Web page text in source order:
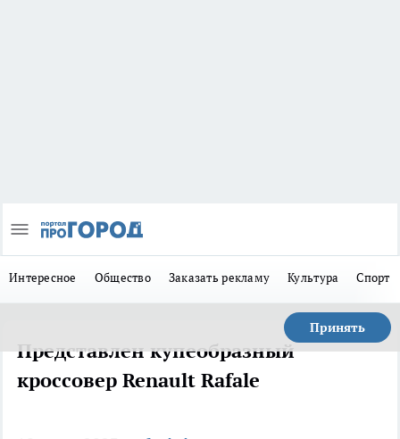
Интересное Общество Заказать рекламу Культура Спорт
Принять
Представлен купеобразный
кроссовер Renault Rafale